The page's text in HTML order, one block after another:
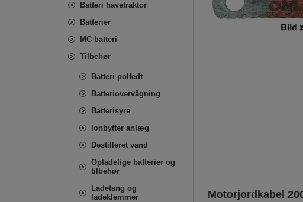
Motorjordkabel
Batteri havetraktor
Batterier
MC batteri
Tilbehør
Batteri polfedt
Batteriovervågning
Batterisyre
Ionbytter anlæg
Destilleret vand
Opladelige batterier og
tilbehør
Ladetang og
ladeklemmer